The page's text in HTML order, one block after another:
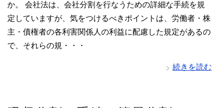
か。 会社法は、会社分割を行なうための詳細な手続を規
定していますが、気をつけるべきポイントは、労働者・株
主・債権者の各利害関係人の利益に配慮した規定があるの
で、それらの規・・・
続きを読む